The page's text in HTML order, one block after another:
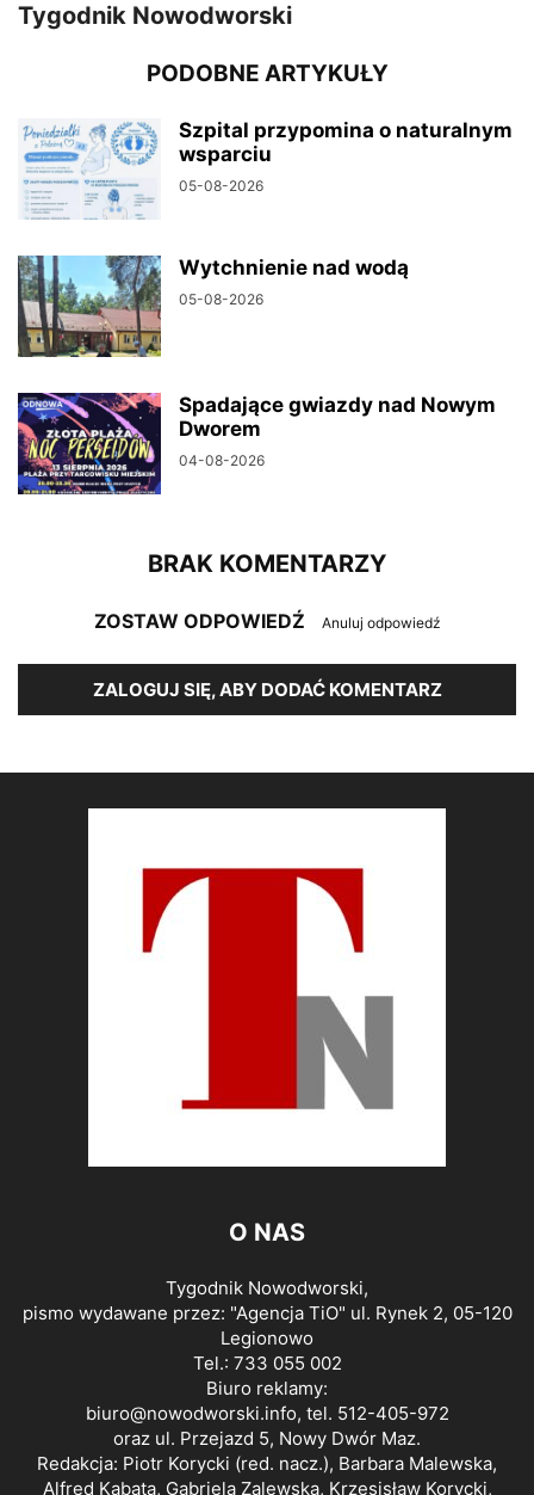
Tygodnik Nowodworski
PODOBNE ARTYKUŁY
Szpital przypomina o naturalnym
wsparciu
05-08-2026
Wytchnienie nad wodą
05-08-2026
Spadające gwiazdy nad Nowym
Dworem
04-08-2026
BRAK KOMENTARZY
ZOSTAW ODPOWIEDŹ Anuluj odpowiedź
ZALOGUJ SIĘ, ABY DODAĆ KOMENTARZ
O NAS
Tygodnik Nowodworski,
pismo wydawane przez: "Agencja TiO" ul. Rynek 2, 05-120
Legionowo
Tel.: 733 055 002
Biuro reklamy:
biuro@nowodworski.info, tel. 512-405-972
oraz ul. Przejazd 5, Nowy Dwór Maz.
Redakcja: Piotr Korycki (red. nacz.), Barbara Malewska,
Alfred Kabata, Gabriela Zalewska, Krzesisław Korycki,